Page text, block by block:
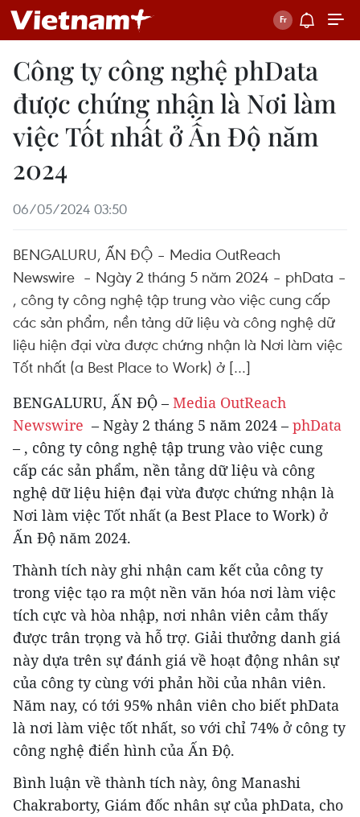
Công ty công nghệ phData
được chứng nhận là Nơi làm
việc Tốt nhất ở Ấn Độ năm
2024
06/05/2024 03:50
BENGALURU, ẤN ĐỘ – Media OutReach
Newswire – Ngày 2 tháng 5 năm 2024 – phData –
, công ty công nghệ tập trung vào việc cung cấp
các sản phẩm, nền tảng dữ liệu và công nghệ dữ
liệu hiện đại vừa được chứng nhận là Nơi làm việc
Tốt nhất (a Best Place to Work) ở […]
BENGALURU, ẤN ĐỘ – Media OutReach
Newswire – Ngày 2 tháng 5 năm 2024 – phData
– , công ty công nghệ tập trung vào việc cung
cấp các sản phẩm, nền tảng dữ liệu và công
nghệ dữ liệu hiện đại vừa được chứng nhận là
Nơi làm việc Tốt nhất (a Best Place to Work) ở
Ấn Độ năm 2024.
Thành tích này ghi nhận cam kết của công ty
trong việc tạo ra một nền văn hóa nơi làm việc
tích cực và hòa nhập, nơi nhân viên cảm thấy
được trân trọng và hỗ trợ. Giải thưởng danh giá
này dựa trên sự đánh giá về hoạt động nhân sự
của công ty cùng với phản hồi của nhân viên.
Năm nay, có tới 95% nhân viên cho biết phData
là nơi làm việc tốt nhất, so với chỉ 74% ở công ty
công nghệ điển hình của Ấn Độ.
Bình luận về thành tích này, ông Manashi
Chakraborty, Giám đốc nhân sự của phData, cho